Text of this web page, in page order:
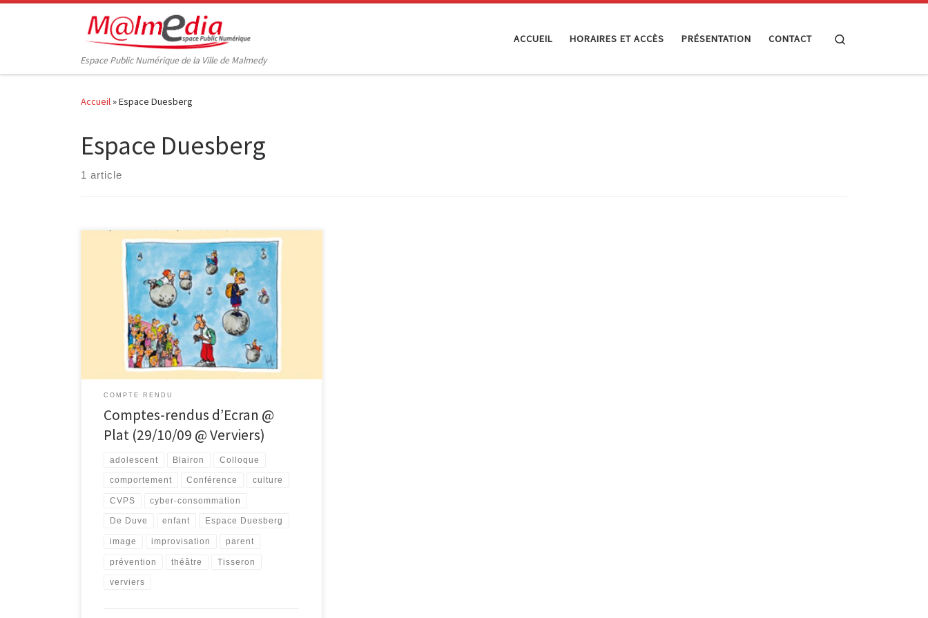
Passer au contenu
Espace Public Numérique de la Ville de Malmedy
ACCUEIL HORAIRES ET ACCÈS PRÉSENTATION CONTACT
Accueil»Espace Duesberg
Espace Duesberg
1 article
Le 29 octobre a eu lieu, à l’Espace Duesberg de
Verviers, la journée d’échange « Ecran @ Plat ».
Organisée par le CPVS (Centre Verviétois de
Promotion de la Santé et par le RéZéa (Réseau
d’échanges en matière d’assuétudes), offrait plusieurs
« Regards croisés sur les cyberconsommations, de
l’enfant au jeune adulte ». Nous […]
COMPTE RENDU
Comptes-rendus d’Ecran @
Plat (29/10/09 @ Verviers)
adolescent Blairon Colloque
comportement Conférence culture
CVPS cyber-consommation
De Duve enfant Espace Duesberg
image improvisation parent
prévention théâtre Tisseron
verviers